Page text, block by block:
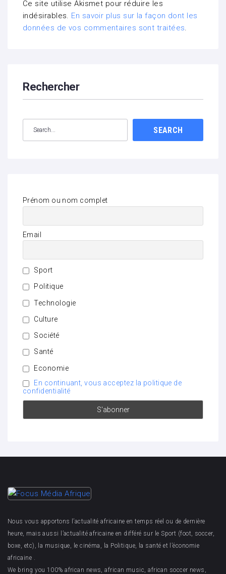
Ce site utilise Akismet pour réduire les
indésirables. En savoir plus sur la façon dont les
données de vos commentaires sont traitées.
Rechercher
SEARCH
Prénom ou nom complet
Email
Sport
Politique
Technologie
Culture
Société
Santé
Economie
En continuant, vous acceptez la politique de
confidentialité
Nous vous apportons l’actualité africaine en temps réel ou de dernière
heure, mais aussi l’actualité africaine en différé sur le Sport (foot, soccer,
boxe, etc), la musique, le cinéma, la Politique, la santé et l’économie
africaine .
We bring you 100% african news, african music, african soccer news,